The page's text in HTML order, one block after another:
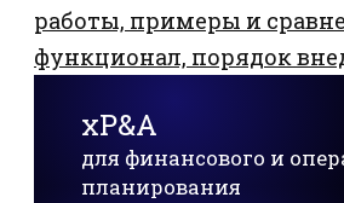
работы, примеры и
функционал, порядок
xP&A
для финансового и
планирования